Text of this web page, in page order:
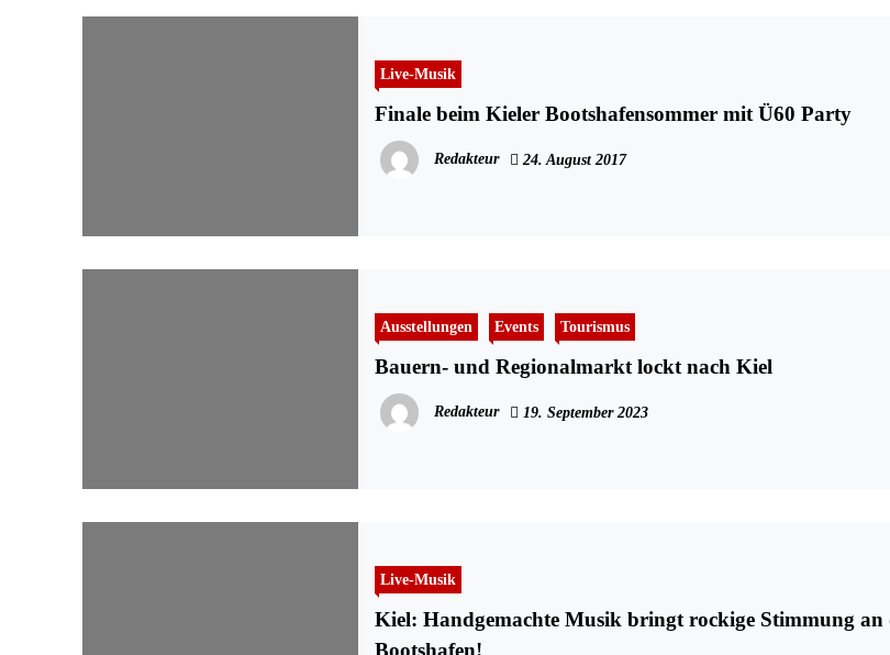
Live-Musik
Finale beim Kieler Bootshafensommer mit Ü60 Party
Redakteur 24. August 2017
Ausstellungen Events Tourismus
Bauern- und Regionalmarkt lockt nach Kiel
Redakteur 19. September 2023
Live-Musik
Kiel: Handgemachte Musik bringt rockige Stimmung an